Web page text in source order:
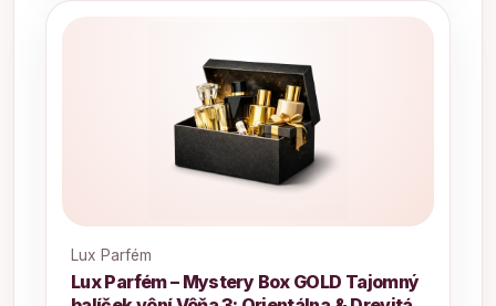
Lux Parfém
Lux Parfém – Mystery Box GOLD Tajomný